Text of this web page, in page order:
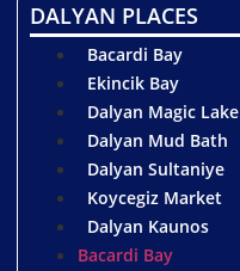
DALYAN PLACES
Bacardi Bay
Ekincik Bay
Dalyan Magic Lake
Dalyan Mud Bath
Dalyan Sultaniye
Koycegiz Market
Dalyan Kaunos
Bacardi Bay